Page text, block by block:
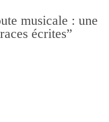
musicale : une
écrites”